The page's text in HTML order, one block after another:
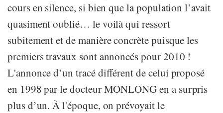
cours en silence, si bien que la population l’avait
quasiment oublié… le voilà qui ressort
subitement et de manière concrète puisque les
premiers travaux sont annoncés pour 2010 !
L'annonce d’un tracé différent de celui proposé
en 1998 par le docteur MONLONG en a surpris
plus d’un. À l'époque, on prévoyait le